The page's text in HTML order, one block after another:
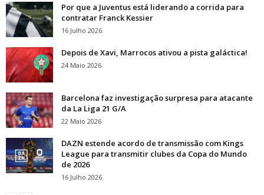
Por que a Juventus está liderando a corrida para
contratar Franck Kessier
16 Julho 2026
Depois de Xavi, Marrocos ativou a pista galáctica!
24 Maio 2026
Barcelona faz investigação surpresa para atacante
da La Liga 21 G/A
22 Maio 2026
DAZN estende acordo de transmissão com Kings
League para transmitir clubes da Copa do Mundo
de 2026
16 Julho 2026